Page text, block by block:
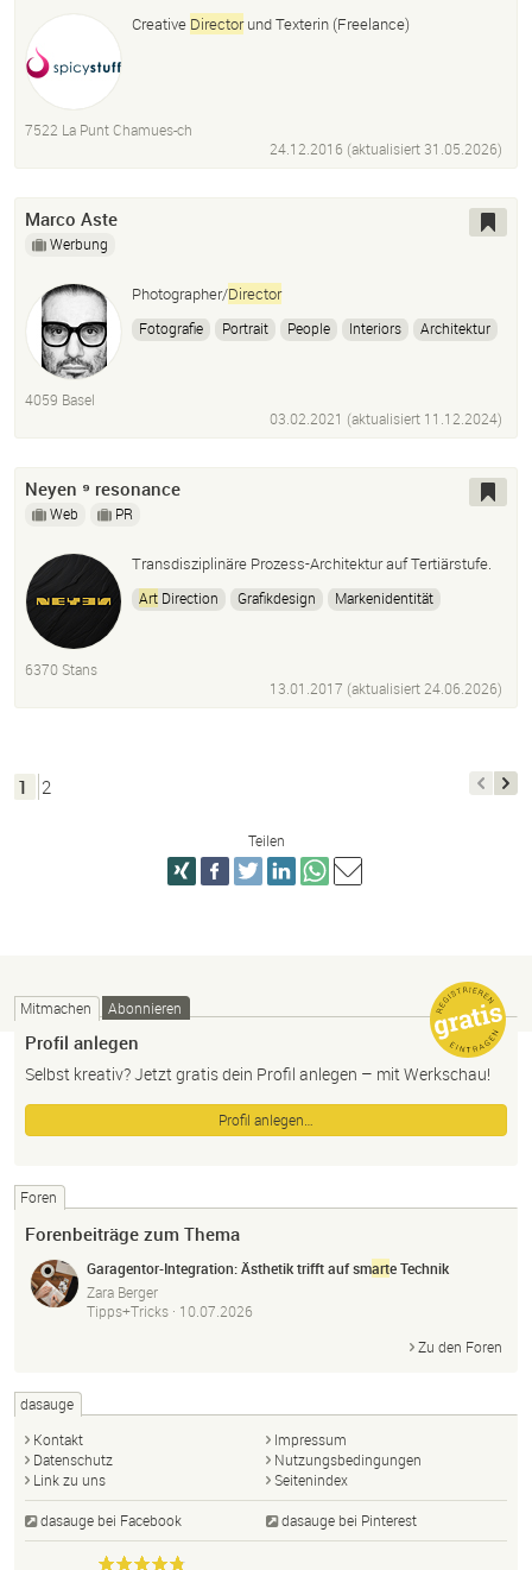
Creative Directorund Texterin (Freelance)
7522 La Punt Chamues-ch
24.12.2016 (aktualisiert 31.05.2026)
Marco Aste
Werbung
Photographer/Director
Fotografie Portrait People Interiors
Architektur
4059 Basel
03.02.2021 (aktualisiert 11.12.2024)
Neyen ⁹ resonance
Web PR
Transdisziplinäre Prozess-Architektur auf Tertiärstufe.
Art Direction Grafikdesign
Markenidentität
6370 Stans
13.01.2017 (aktualisiert24.06.2026)
1 2
Teilen
Mitmachen Abonnieren
Profil anlegen
Selbst kreativ? Jetzt gratis dein Profil anlegen – mit Werkschau!
Profil anlegen…
Foren
Forenbeiträge zum Thema
Garagentor-Integration: Ästhetik trifft auf smarte Technik
Zara Berger
Tipps+Tricks · 10.07.2026
Zu den Foren
dasauge
Kontakt
Impressum
Datenschutz
Nutzungsbedingungen
Link zu uns
Seitenindex
dasauge bei Facebook dasauge bei Pinterest